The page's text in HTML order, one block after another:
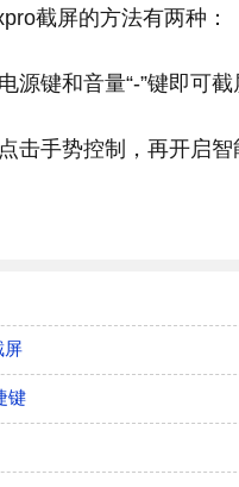
截屏的方法有两种：
键和音量“-”键即可截
击手势控制，再开启
屏
键